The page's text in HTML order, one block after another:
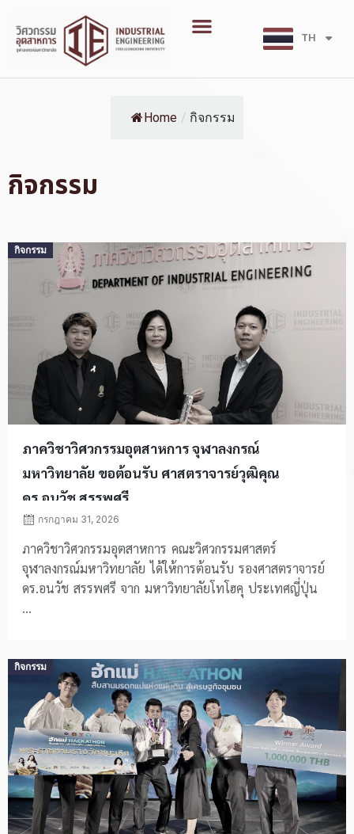
content
Menu
TH
EN
Home / กิจกรรม
กิจกรรม
กิจกรรม
ภาควิชาวิศวกรรมอุตสาหการ จุฬาลงกรณ์
มหาวิทยาลัย ขอต้อนรับ ศาสตราจารย์วุฒิคุณ
ดร.อนวัช สรรพศรี
Posted
กรกฎาคม 31, 2026
ภาควิชาวิศวกรรมอุตสาหการ คณะวิศวกรรมศาสตร์
จุฬาลงกรณ์มหาวิทยาลัย ได้ให้การต้อนรับ รองศาสตราจารย์
ดร.อนวัช สรรพศรี จาก มหาวิทยาลัยโทโฮคุ ประเทศญี่ปุ่น
...
กิจกรรมPosted